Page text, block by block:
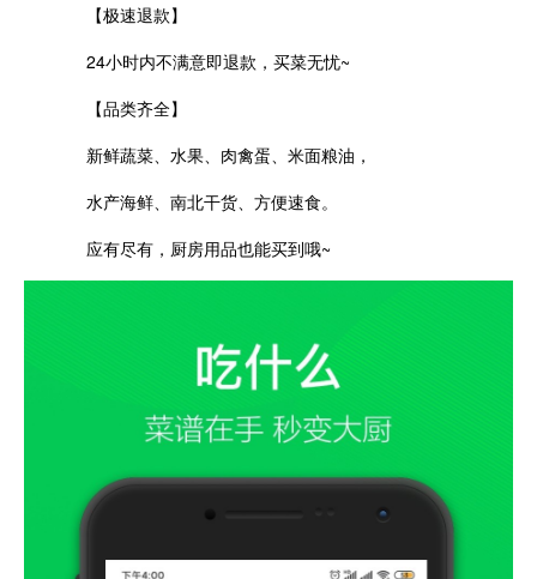
【极速退款】
24小时内不满意即退款，买菜无忧~
【品类齐全】
新鲜蔬菜、水果、肉禽蛋、米面粮油，
水产海鲜、南北干货、方便速食。
应有尽有，厨房用品也能买到哦~